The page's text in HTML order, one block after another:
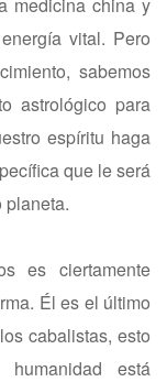
vital. Pero
sabemos
astrológico para
espíritu haga
que le será
planeta.
es ciertamente
Él es el último
cabalistas, esto
está